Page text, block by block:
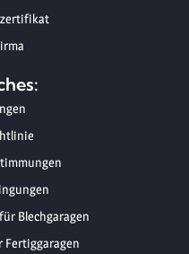
Blechgaragen
Fertiggaragen